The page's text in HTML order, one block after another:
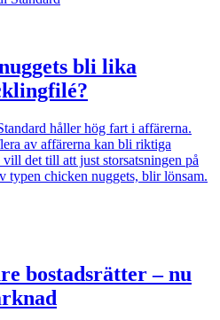
bli lika
håller hög fart i affärerna.
av affärerna kan bli riktiga
det till att just storsatsningen på
typen chicken nuggets, blir lönsam.
bostadsrätter – nu